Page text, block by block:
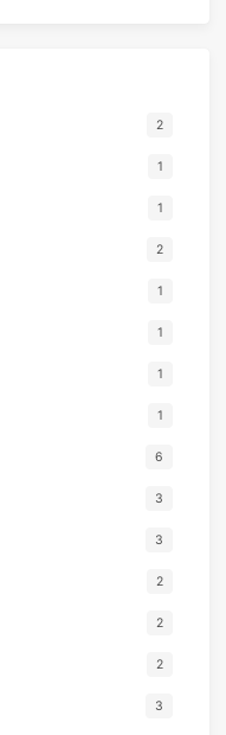
2
1
1
2
1
1
1
1
6
3
3
2
2
2
3